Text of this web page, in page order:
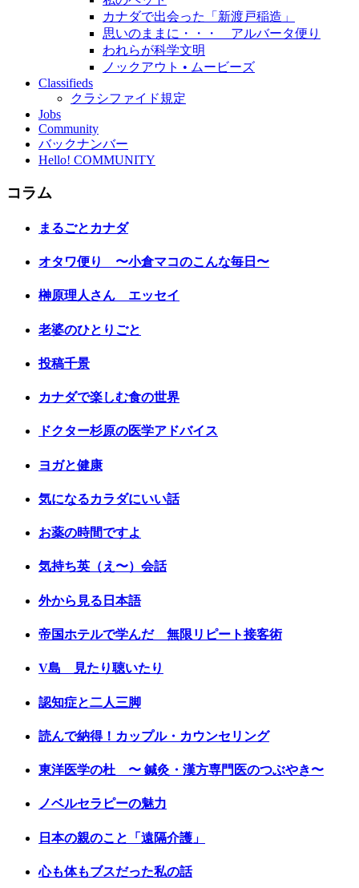
カナダで出会った「新渡戸稲造」
思いのままに・・・ アルバータ便り
われらが科学文明
ノックアウト • ムービーズ
Classifieds
クラシファイド規定
Jobs
Community
バックナンバー
Hello! COMMUNITY
コラム
まるごとカナダ
オタワ便り 〜小倉マコのこんな毎日〜
榊原理人さん エッセイ
老婆のひとりごと
投稿千景
カナダで楽しむ食の世界
ドクター杉原の医学アドバイス
ヨガと健康
気になるカラダにいい話
お薬の時間ですよ
気持ち英（え〜）会話
外から見る日本語
帝国ホテルで学んだ 無限リピート接客術
V島 見たり聴いたり
認知症と二人三脚
読んで納得！カップル・カウンセリング
東洋医学の杜 〜 鍼灸・漢方専門医のつぶやき〜
ノベルセラピーの魅力
日本の親のこと「遠隔介護」
心も体もブスだった私の話